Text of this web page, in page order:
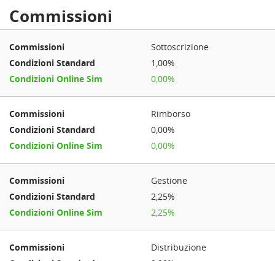
Commissioni
Sottoscrizione
1,00%
0,00%
Rimborso
0,00%
0,00%
Gestione
2,25%
2,25%
Distribuzione